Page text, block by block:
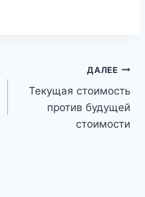
ДАЛЕЕ
Текущая стоимость
против будущей
стоимости